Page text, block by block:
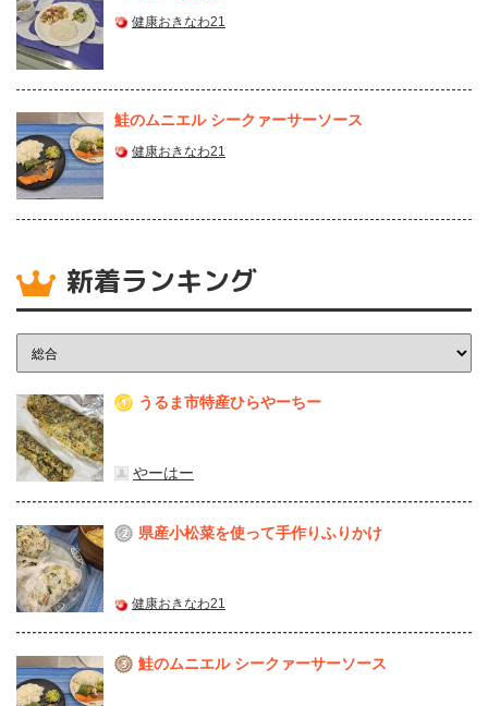
健康おきなわ21
鮭のムニエル シークァーサーソース
健康おきなわ21
新着ランキング
1 うるま市特産ひらやーちー
やーはー
2 県産⼩松菜を使って⼿作りふりかけ
健康おきなわ21
3 鮭のムニエル シークァーサーソース